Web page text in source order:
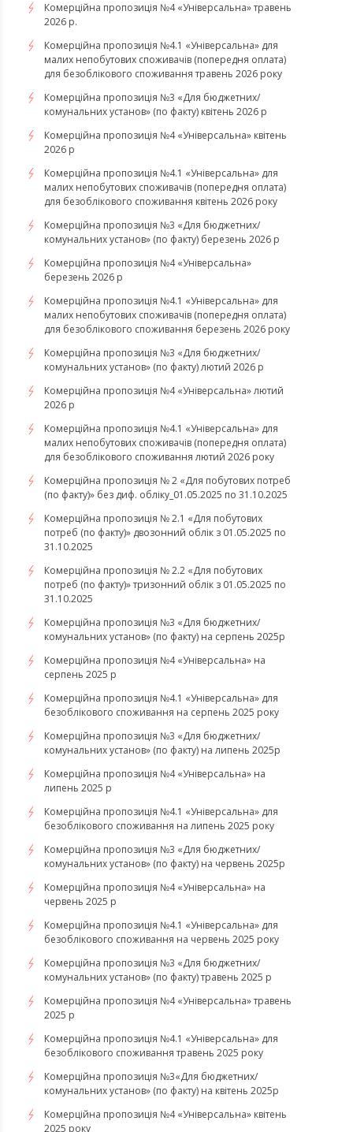
Комерційна пропозиція №4 «Універсальна» травень
2026 р.
Комерційна пропозиція №4.1 «Універсальна» для
малих непобутових споживачів (попередня оплата)
для безоблікового споживання травень 2026 року
Комерційна пропозиція №3 «Для бюджетних/
комунальних установ» (по факту) квітень 2026 р
Комерційна пропозиція №4 «Універсальна» квітень
2026 р
Комерційна пропозиція №4.1 «Універсальна» для
малих непобутових споживачів (попередня оплата)
для безоблікового споживання квітень 2026 року
Комерційна пропозиція №3 «Для бюджетних/
комунальних установ» (по факту) березень 2026 р
Комерційна пропозиція №4 «Універсальна»
березень 2026 р
Комерційна пропозиція №4.1 «Універсальна» для
малих непобутових споживачів (попередня оплата)
для безоблікового споживання березень 2026 року
Комерційна пропозиція №3 «Для бюджетних/
комунальних установ» (по факту) лютий 2026 р
Комерційна пропозиція №4 «Універсальна» лютий
2026 р
Комерційна пропозиція №4.1 «Універсальна» для
малих непобутових споживачів (попередня оплата)
для безоблікового споживання лютий 2026 року
Комерційна пропозиція № 2 «Для побутових потреб
(по факту)» без диф. обліку_01.05.2025 по 31.10.2025
Комерційна пропозиція № 2.1 «Для побутових
потреб (по факту)» двозонний облік з 01.05.2025 по
31.10.2025
Комерційна пропозиція № 2.2 «Для побутових
потреб (по факту)» тризонний облік з 01.05.2025 по
31.10.2025
Комерційна пропозиція №3 «Для бюджетних/
комунальних установ» (по факту) на серпень 2025р
Комерційна пропозиція №4 «Універсальна» на
серпень 2025 р
Комерційна пропозиція №4.1 «Універсальна» для
безоблікового споживання на серпень 2025 року
Комерційна пропозиція №3 «Для бюджетних/
комунальних установ» (по факту) на липень 2025р
Комерційна пропозиція №4 «Універсальна» на
липень 2025 р
Комерційна пропозиція №4.1 «Універсальна» для
безоблікового споживання на липень 2025 року
Комерційна пропозиція №3 «Для бюджетних/
комунальних установ» (по факту) на червень 2025р
Комерційна пропозиція №4 «Універсальна» на
червень 2025 р
Комерційна пропозиція №4.1 «Універсальна» для
безоблікового споживання на червень 2025 року
Комерційна пропозиція №3 «Для бюджетних/
комунальних установ» (по факту) травень 2025 р
Комерційна пропозиція №4 «Універсальна» травень
2025 р
Комерційна пропозиція №4.1 «Універсальна» для
безоблікового споживання травень 2025 року
Комерційна пропозиція №3«Для бюджетних/
комунальних установ» (по факту) на квітень 2025р
Комерційна пропозиція №4 «Універсальна» квітень
2025 року